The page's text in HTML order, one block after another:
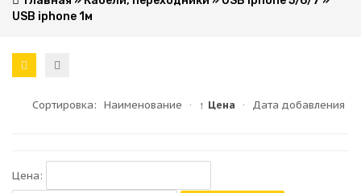
USB iphone 1м
Сортировка: Наименование · ↑ Цена · Дата добавления
Цена: